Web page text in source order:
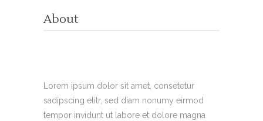
About
Lorem ipsum dolor sit amet, consetetur
sadipscing elitr, sed diam nonumy eirmod
tempor invidunt ut labore et dolore magna